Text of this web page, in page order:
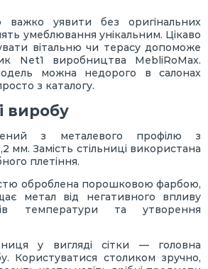
важко уявити без оригінальних
умеблювання унікальним. Цікаво
вітальню чи терасу допоможе
Net1 виробництва MebliRoMax.
можна недорого в салонах
з каталогу.
виробу
з металевого профілю з
мм. Замість стільниці використана
плетіння.
оброблена порошковою фарбою,
метал від негативного впливу
температури та утворення
у вигляді сітки — головна
Користуватися столиком зручно,